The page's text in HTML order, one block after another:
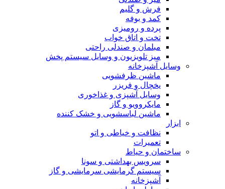
فرش و گلیم
کمد و بوفه
پرده و رومیزی
تخت و اتاق خواب
مبلمان و صندلی راحتی
میز تلویزیون و وسایل سیستم پخش
وسایل آشپزخانه
ماشین ظرفشویی
یخچال و فریزر
وسایل آشپزی و غذاخوری
مایکروویو و گاز
ماشین لباسشویی و خشک کننده
ابزار
نظافت و خیاطی و اتو
تعمیرات
ساختمان و حیاط
سرویس بهداشتی و سونا
سیستم گرمایشی سرمایشی و گاز
آشپزخانه